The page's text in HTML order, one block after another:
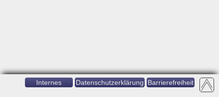
Internes Datenschutzerklärung Barrierefreiheit